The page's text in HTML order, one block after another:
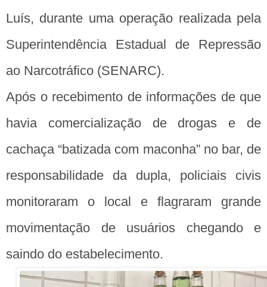
Luís, durante uma operação realizada pela
Superintendência Estadual de Repressão
ao Narcotráfico (SENARC).
Após o recebimento de informações de que
havia comercialização de drogas e de
cachaça “batizada com maconha” no bar, de
responsabilidade da dupla, policiais civis
monitoraram o local e flagraram grande
movimentação de usuários chegando e
saindo do estabelecimento.